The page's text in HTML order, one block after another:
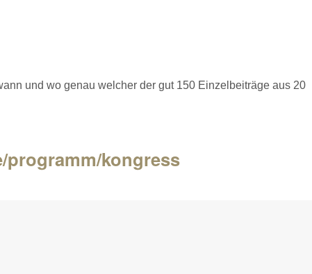
und wo genau welcher der gut 150 Einzelbeiträge aus 20
kongress